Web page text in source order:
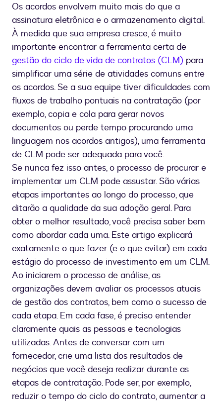
Os acordos envolvem muito mais do que a
assinatura eletrônica e o armazenamento digital.
À medida que sua empresa cresce, é muito
importante encontrar a ferramenta certa de
gestão do ciclo de vida de contratos (CLM) para
simplificar uma série de atividades comuns entre
os acordos. Se a sua equipe tiver dificuldades com
fluxos de trabalho pontuais na contratação (por
exemplo, copia e cola para gerar novos
documentos ou perde tempo procurando uma
linguagem nos acordos antigos), uma ferramenta
de CLM pode ser adequada para você.
Se nunca fez isso antes, o processo de procurar e
implementar um CLM pode assustar. São várias
etapas importantes ao longo do processo, que
ditarão a qualidade da sua adoção geral. Para
obter o melhor resultado, você precisa saber bem
como abordar cada uma. Este artigo explicará
exatamente o que fazer (e o que evitar) em cada
estágio do processo de investimento em um CLM.
Ao iniciarem o processo de análise, as
organizações devem avaliar os processos atuais
de gestão dos contratos, bem como o sucesso de
cada etapa. Em cada fase, é preciso entender
claramente quais as pessoas e tecnologias
utilizadas. Antes de conversar com um
fornecedor, crie uma lista dos resultados de
negócios que você deseja realizar durante as
etapas de contratação. Pode ser, por exemplo,
reduzir o tempo do ciclo do contrato, aumentar a